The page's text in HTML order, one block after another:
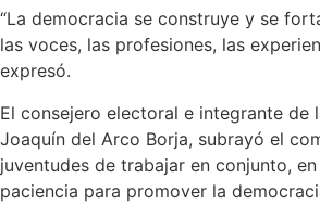
“La democracia se construye y se
las voces, las profesiones, las
expresó.
El consejero electoral e integrante de
Joaquín del Arco Borja, subrayó el
juventudes de trabajar en conjunto,
paciencia para promover la